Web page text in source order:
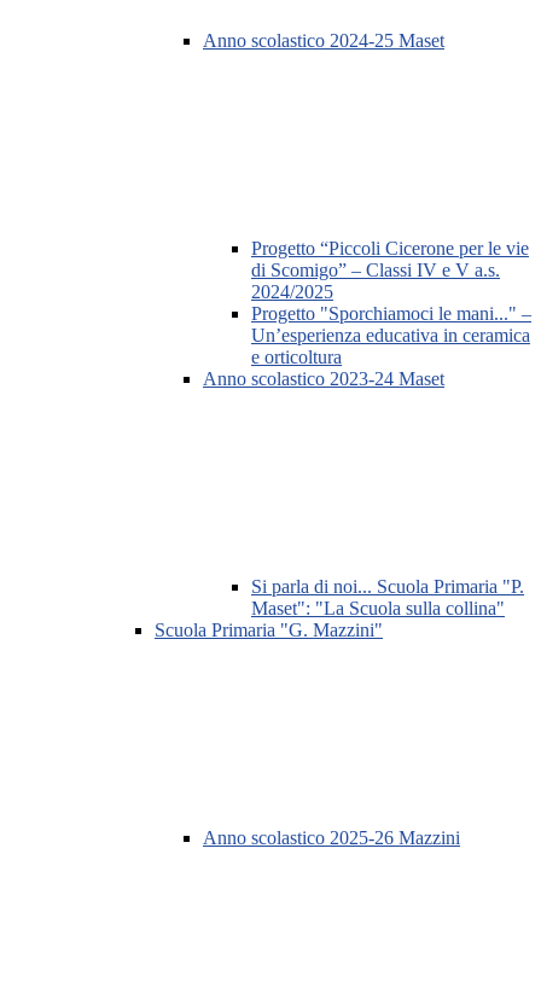
Anno scolastico 2024-25 Maset
Progetto “Piccoli Cicerone per le vie
di Scomigo” – Classi IV e V a.s.
2024/2025
Progetto "Sporchiamoci le mani..." –
Un’esperienza educativa in ceramica
e orticoltura
Anno scolastico 2023-24 Maset
Si parla di noi... Scuola Primaria "P.
Maset": "La Scuola sulla collina"
Scuola Primaria "G. Mazzini"
Anno scolastico 2025-26 Mazzini